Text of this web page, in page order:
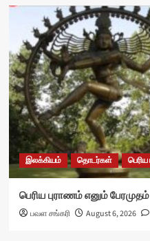
இலக்கியம் தொடர்கள்
பெரிய புராணம் எனும் பேரமுதம்
பவள சங்கரி August 6, 2026